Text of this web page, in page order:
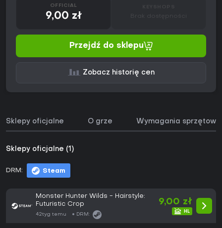
OFFICIAL
9,00 zł Brak dostępności
Przejdź do sklepu
Zobacz historię cen
Sklepy oficjalne O grze Wymagania sprzętowe
Sklepy oficjalne (1)
DRM: Steam
Monster Hunter Wilds - Hairstyle:
Futuristic Crop
42tyg temu DRM:
9,00 zł